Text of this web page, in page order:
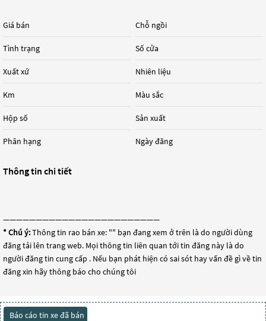
Giá bán
Tình trạng
Xuất xứ
Km
Hộp số
Phân hạng
Chỗ ngồi
Số cửa
Nhiên liệu
Màu sắc
Sản xuất
Ngày đăng
Thông tin chi tiết
————————————————————————
* Chú ý:Thông tin rao bán xe: "" bạn đang xem ở trên là do người dùng
đăng tải lên trang web. Mọi thông tin liên quan tới tin đăng này là do
người đăng tin cung cấp . Nếu bạn phát hiện có sai sót hay vấn đề gì về tin
đăng xin hãy thông báo cho chúng tôi
Báo cáo tin xe đã bán